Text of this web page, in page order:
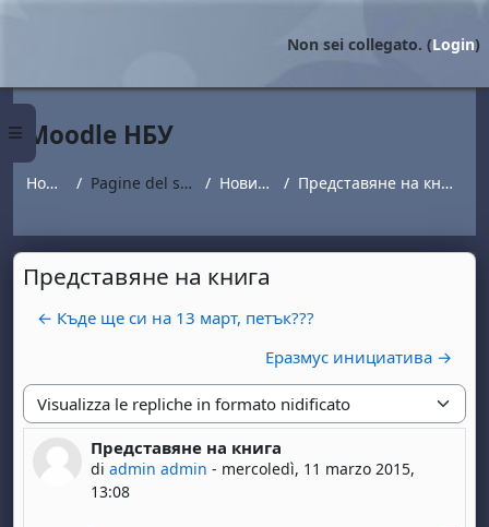
Pannello laterale
Non sei collegato. (Login)
Moodle НБУ
Home Pagine del sito Новини Представяне на книга
Представяне на книга
← Къде ще си на 13 март, петък???
Еразмус инициатива →
Modalità visualizzazione
Представяне на книга
di admin admin - mercoledì, 11 marzo 2015,
13:08
Numero di risposte: 0